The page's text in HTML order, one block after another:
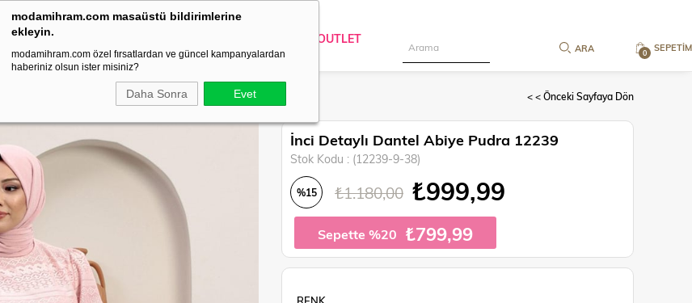
modamihram.com masaüstü bildirimlerine
ekleyin.
modamihram.com özel fırsatlardan ve güncel kampanyalardan
haberiniz olsun ister misiniz?
Daha Sonra Evet
SEPETIM
0
DIŞ GİYİM OUTLET
< < Önceki Sayfaya Dön
İnci Detaylı Dantel Abiye Pudra 12239
Stok Kodu (12239-9-38)
%15 ₺1.180,00 ₺999,99
Sepette %20 ₺799,99